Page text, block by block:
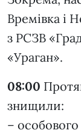
Времівка і
з РСЗВ
«Ураган».
08:00
знищили:
–